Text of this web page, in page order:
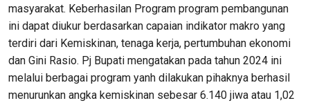
masyarakat. Keberhasilan Program program pembangunan
ini dapat diukur berdasarkan capaian indikator makro yang
terdiri dari Kemiskinan, tenaga kerja, pertumbuhan ekonomi
dan Gini Rasio. Pj Bupati mengatakan pada tahun 2024 ini
melalui berbagai program yanh dilakukan pihaknya berhasil
menurunkan angka kemiskinan sebesar 6.140 jiwa atau 1,02